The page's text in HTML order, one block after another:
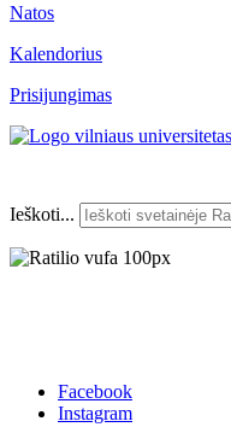
Natos
Kalendorius
Prisijungimas
Ieškoti...
Facebook
Instagram